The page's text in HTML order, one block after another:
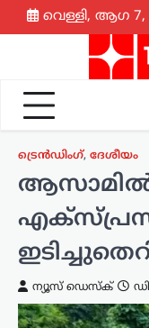
Skip
to
വെള്ളി, ആഗ 7,
ട്രെൻഡിംഗ്, ദേശീയം
ആസാമിൽ
ന്യൂസ് ഡെസ്ക്